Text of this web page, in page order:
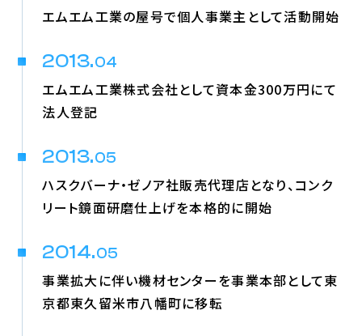
エムエム工業の屋号で個人事業主として活動開始
2013.04
エムエム工業株式会社として資本金300万円にて
法人登記
2013.05
ハスクバーナ・ゼノア社販売代理店となり、コンク
リート鏡面研磨仕上げを本格的に開始
2014.05
事業拡大に伴い機材センターを事業本部として東
京都東久留米市八幡町に移転